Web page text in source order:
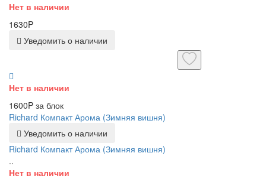
Нет в наличии
1630P
Уведомить о наличии
Нет в наличии
1600P за блок
Richard Компакт Арома (Зимняя вишня)
Уведомить о наличии
Richard Компакт Арома (Зимняя вишня)
..
Нет в наличии